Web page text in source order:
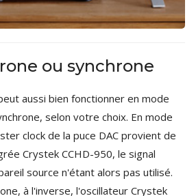
ou synchrone
aussi bien fonctionner en mode
selon votre choix. En mode
clock de la puce DAC provient de
Crystek CCHD-950, le signal
source n'étant alors pas utilisé.
à l'inverse, l'oscillateur Crystek